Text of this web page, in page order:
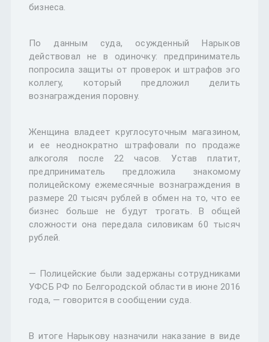
бизнеса.
По данным суда, осужденный Нарыков
действовал не в одиночку: предприниматель
попросила защиты от проверок и штрафов эго
коллегу, который предложил делить
вознаграждения поровну.
Женщина владеет круглосуточным магазином,
и ее неоднократно штрафовали по продаже
алкоголя после 22 часов. Устав платит,
предприниматель предложила знакомому
полицейскому ежемесячные вознаграждения в
размере 20 тысяч рублей в обмен на то, что ее
бизнес больше не будут трогать. В общей
сложности она передала силовикам 60 тысяч
рублей.
— Полицейские были задержаны сотрудниками
УФСБ РФ по Белгородской области в июне 2016
года, — говорится в сообщении суда.
В итоге Нарыкову назначили наказание в виде